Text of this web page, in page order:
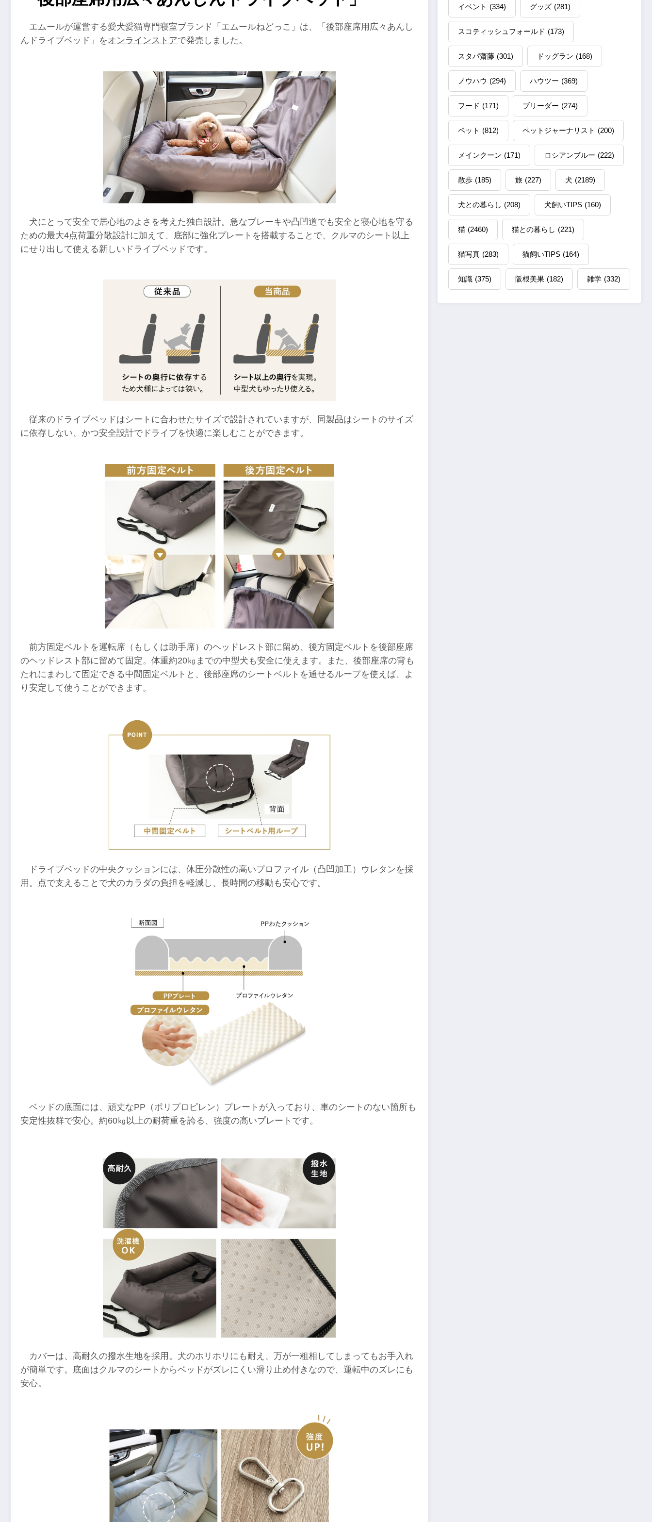
エムールが運営する愛犬愛猫専門寝室ブランド「エムールねどっこ」は、「後部座席用広々あんし
んドライブベッド」をオンラインストアで発売しました。
犬にとって安全で居心地のよさを考えた独自設計。急なブレーキや凸凹道でも安全と寝心地を守る
ための最大4点荷重分散設計に加えて、底部に強化プレートを搭載することで、クルマのシート以上
にせり出して使える新しいドライブベッドです。
従来のドライブベッドはシートに合わせたサイズで設計されていますが、同製品はシートのサイズ
に依存しない、かつ安全設計でドライブを快適に楽しむことができます。
前方固定ベルトを運転席（もしくは助手席）のヘッドレスト部に留め、後方固定ベルトを後部座席
のヘッドレスト部に留めて固定。体重約20㎏までの中型犬も安全に使えます。また、後部座席の背も
たれにまわして固定できる中間固定ベルトと、後部座席のシートベルトを通せるループを使えば、よ
り安定して使うことができます。
ドライブベッドの中央クッションには、体圧分散性の高いプロファイル（凸凹加工）ウレタンを採
用。点で支えることで犬のカラダの負担を軽減し、長時間の移動も安心です。
ベッドの底面には、頑丈なPP（ポリプロピレン）プレートが入っており、車のシートのない箇所も
安定性抜群で安心。約60㎏以上の耐荷重を誇る、強度の高いプレートです。
カバーは、高耐久の撥水生地を採用。犬のホリホリにも耐え、万が一粗相してしまってもお手入れ
が簡単です。底面はクルマのシートからベッドがズレにくい滑り止め付きなので、運転中のズレにも
安心。
イベント (334) グッズ (281)
スコティッシュフォールド (173)
スタパ齋藤 (301) ドッグラン (168)
ノウハウ (294) ハウツー (369)
フード (171) ブリーダー (274)
ペット (812) ペットジャーナリスト (200)
メインクーン (171) ロシアンブルー (222)
散歩 (185) 旅 (227) 犬 (2189)
犬との暮らし (208) 犬飼いTIPS (160)
猫 (2460) 猫との暮らし (221)
猫写真 (283) 猫飼いTIPS (164)
知識 (375) 阪根美果 (182) 雑学 (332)